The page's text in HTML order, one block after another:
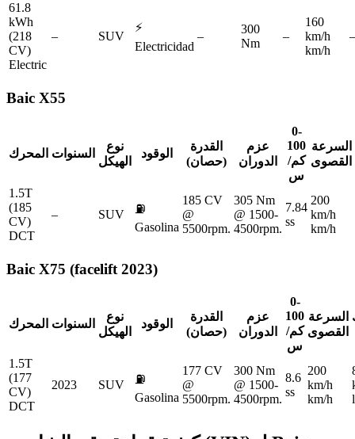
61.8
kWh
(218
CV)
Electric
– SUV
⚡
Electricidad
–
300
Nm
–
160
km/h
km/h
–
Baic X55
المحرك السنوات
نوع
الهيكل
الوقود
القدرة
(حصان)
عزم
الدوران
0-
100
كم/
س
السرعة
القصوى
1.5T
(185
CV)
DCT
– SUV
⛽
Gasolina
185 CV
@
5500rpm.
305 Nm
@ 1500-
4500rpm.
7.84
ss
200
km/h
km/h
Baic X75 (facelift 2023)
المحرك السنوات
نوع
الهيكل
الوقود
القدرة
(حصان)
عزم
الدوران
0-
100
كم/
س
السرعة
القصوى
1.5T
(177
CV)
DCT
2023 SUV
⛽
Gasolina
177 CV
@
5500rpm.
300 Nm
@ 1500-
4500rpm.
8.6
ss
200
km/h
km/h